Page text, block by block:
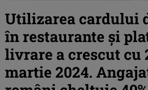
Utilizarea cardului
în restaurante și
livrare a crescut cu
martie 2024.